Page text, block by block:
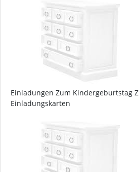
Einladungen Zum Kindergeburtstag
Einladungskarten